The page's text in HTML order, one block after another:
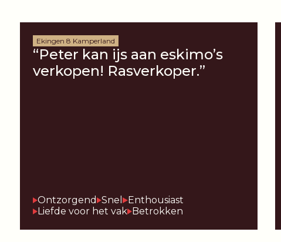
Ekingen 8 Kamperland
“Peter kan ijs aan eskimo’s
verkopen! Rasverkoper.”
Ontzorgend Snel Enthousiast
Liefde voor het vak Betrokken